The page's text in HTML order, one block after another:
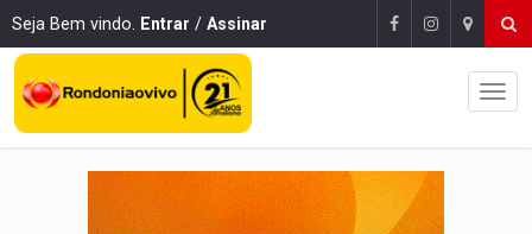
Seja Bem vindo. Entrar / Assinar